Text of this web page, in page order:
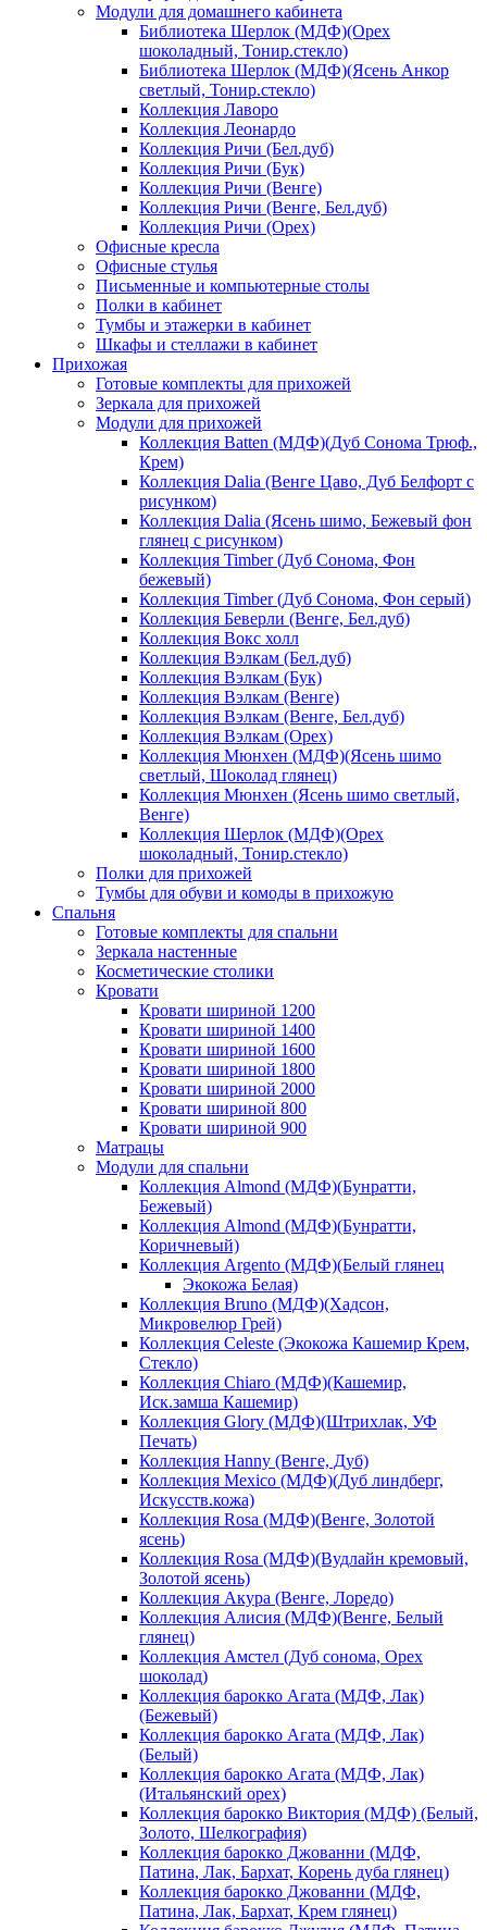
Модули для домашнего кабинета
Библиотека Шерлок (МДФ)(Орех
шоколадный, Тонир.стекло)
Библиотека Шерлок (МДФ)(Ясень Анкор
светлый, Тонир.стекло)
Коллекция Лаворо
Коллекция Леонардо
Коллекция Ричи (Бел.дуб)
Коллекция Ричи (Бук)
Коллекция Ричи (Венге)
Коллекция Ричи (Венге, Бел.дуб)
Коллекция Ричи (Орех)
Офисные кресла
Офисные стулья
Письменные и компьютерные столы
Полки в кабинет
Тумбы и этажерки в кабинет
Шкафы и стеллажи в кабинет
Прихожая
Готовые комплекты для прихожей
Зеркала для прихожей
Модули для прихожей
Коллекция Batten (МДФ)(Дуб Сонома Трюф.,
Крем)
Коллекция Dalia (Венге Цаво, Дуб Белфорт с
рисунком)
Коллекция Dalia (Ясень шимо, Бежевый фон
глянец с рисунком)
Коллекция Timber (Дуб Сонома, Фон
бежевый)
Коллекция Timber (Дуб Сонома, Фон серый)
Коллекция Беверли (Венге, Бел.дуб)
Коллекция Вокс холл
Коллекция Вэлкам (Бел.дуб)
Коллекция Вэлкам (Бук)
Коллекция Вэлкам (Венге)
Коллекция Вэлкам (Венге, Бел.дуб)
Коллекция Вэлкам (Орех)
Коллекция Мюнхен (МДФ)(Ясень шимо
светлый, Шоколад глянец)
Коллекция Мюнхен (Ясень шимо светлый,
Венге)
Коллекция Шерлок (МДФ)(Орех
шоколадный, Тонир.стекло)
Полки для прихожей
Тумбы для обуви и комоды в прихожую
Спальня
Готовые комплекты для спальни
Зеркала настенные
Косметические столики
Кровати
Кровати шириной 1200
Кровати шириной 1400
Кровати шириной 1600
Кровати шириной 1800
Кровати шириной 2000
Кровати шириной 800
Кровати шириной 900
Матрацы
Модули для спальни
Коллекция Almond (МДФ)(Бунратти,
Бежевый)
Коллекция Almond (МДФ)(Бунратти,
Коричневый)
Коллекция Argento (МДФ)(Белый глянец
Экокожа Белая)
Коллекция Bruno (МДФ)(Хадсон,
Микровелюр Грей)
Коллекция Celeste (Экокожа Кашемир Крем,
Стекло)
Коллекция Chiaro (МДФ)(Кашемир,
Иск.замша Кашемир)
Коллекция Glory (МДФ)(Штрихлак, УФ
Печать)
Коллекция Hanny (Венге, Дуб)
Коллекция Mexico (МДФ)(Дуб линдберг,
Искусств.кожа)
Коллекция Rosa (МДФ)(Венге, Золотой
ясень)
Коллекция Rosa (МДФ)(Вудлайн кремовый,
Золотой ясень)
Коллекция Акура (Венге, Лоредо)
Коллекция Алисия (МДФ)(Венге, Белый
глянец)
Коллекция Амстел (Дуб сонома, Орех
шоколад)
Коллекция барокко Агата (МДФ, Лак)
(Бежевый)
Коллекция барокко Агата (МДФ, Лак)
(Белый)
Коллекция барокко Агата (МДФ, Лак)
(Итальянский орех)
Коллекция барокко Виктория (МДФ) (Белый,
Золото, Шелкография)
Коллекция барокко Джованни (МДФ,
Патина, Лак, Бархат, Корень дуба глянец)
Коллекция барокко Джованни (МДФ,
Патина, Лак, Бархат, Крем глянец)